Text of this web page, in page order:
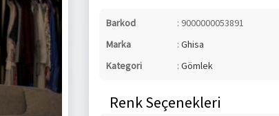
Barkod
: 9000000053891
Marka
: Ghisa
Kategori
: Gömlek
Renk Seçenekleri